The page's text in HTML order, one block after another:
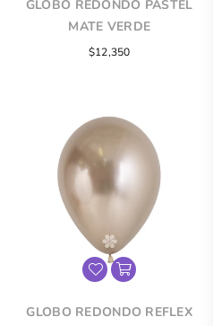
GLOBO REDONDO PASTEL
MATE VERDE
$12,350
GLOBO REDONDO REFLEX